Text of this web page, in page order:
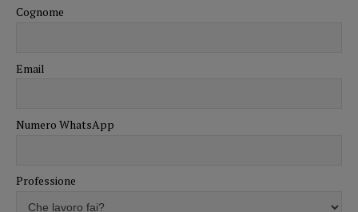
Cognome
Email
Numero WhatsApp
Professione